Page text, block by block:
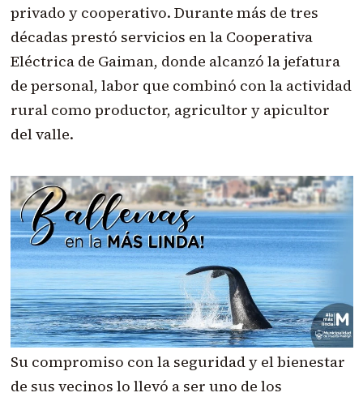
privado y cooperativo. Durante más de tres
décadas prestó servicios en la Cooperativa
Eléctrica de Gaiman, donde alcanzó la jefatura
de personal, labor que combinó con la actividad
rural como productor, agricultor y apicultor
del valle.
Su compromiso con la seguridad y el bienestar
de sus vecinos lo llevó a ser uno de los